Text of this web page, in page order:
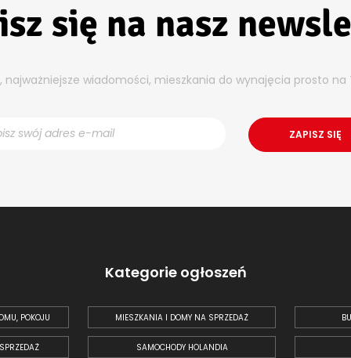
się na nasz
najważniejsze wiadomości, mieszkania do wynajęcia prosto na
Kategorie ogłoszeń
POKOJU MIESZKANIA I DOMY NA SPRZEDAŻ
SAMOCHODY HOLANDIA